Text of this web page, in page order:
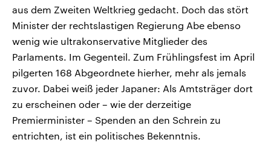
aus dem Zweiten Weltkrieg gedacht. Doch das stört
Minister der rechtslastigen Regierung Abe ebenso
wenig wie ultrakonservative Mitglieder des
Parlaments. Im Gegenteil. Zum Frühlingsfest im April
pilgerten 168 Abgeordnete hierher, mehr als jemals
zuvor. Dabei weiß jeder Japaner: Als Amtsträger dort
zu erscheinen oder – wie der derzeitige
Premierminister – Spenden an den Schrein zu
entrichten, ist ein politisches Bekenntnis.